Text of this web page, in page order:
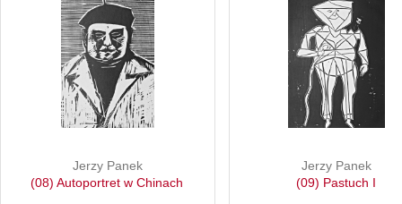
Jerzy Panek
(08) Autoportret w Chinach
Jerzy Panek
(09) Pastuch I